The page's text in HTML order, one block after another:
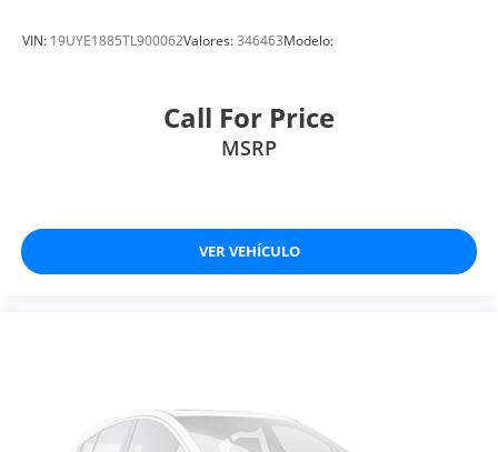
VIN: 19UYE1885TL900062Valores:346463Modelo:
Call For Price
MSRP
VER VEHÍCULO